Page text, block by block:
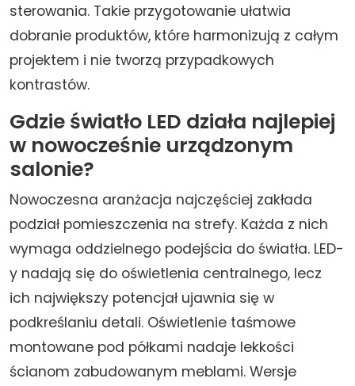
sterowania. Takie przygotowanie ułatwia
dobranie produktów, które harmonizują z całym
projektem i nie tworzą przypadkowych
kontrastów.
Gdzie światło LED działa najlepiej
w nowocześnie urządzonym
salonie?
Nowoczesna aranżacja najczęściej zakłada
podział pomieszczenia na strefy. Każda z nich
wymaga oddzielnego podejścia do światła. LED-
y nadają się do oświetlenia centralnego, lecz
ich największy potencjał ujawnia się w
podkreślaniu detali. Oświetlenie taśmowe
montowane pod półkami nadaje lekkości
ścianom zabudowanym meblami. Wersje